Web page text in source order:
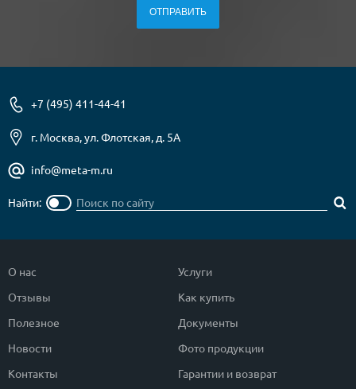
+7 (495) 411-44-41
г. Москва, ул. Флотская, д. 5А
info@meta-m.ru
Найти:
О нас
Отзывы
Полезное
Новости
Контакты
Услуги
Как купить
Документы
Фото продукции
Гарантии и возврат